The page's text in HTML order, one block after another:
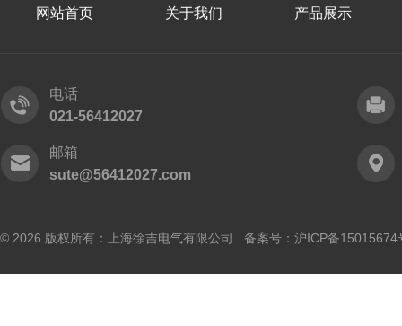
网站首页 关于我们 产品展示
电话
021-56412027
邮箱
sute@56412027.com
© 2026 版权所有：上海徐吉电气有限公司 备案号： 沪ICP备15015674